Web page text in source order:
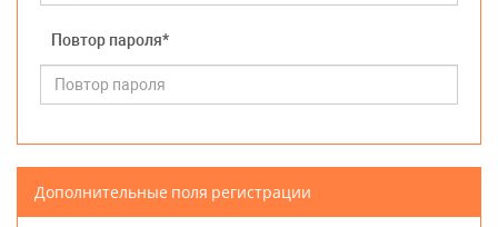
Повтор пароля*
Дополнительные поля регистрации